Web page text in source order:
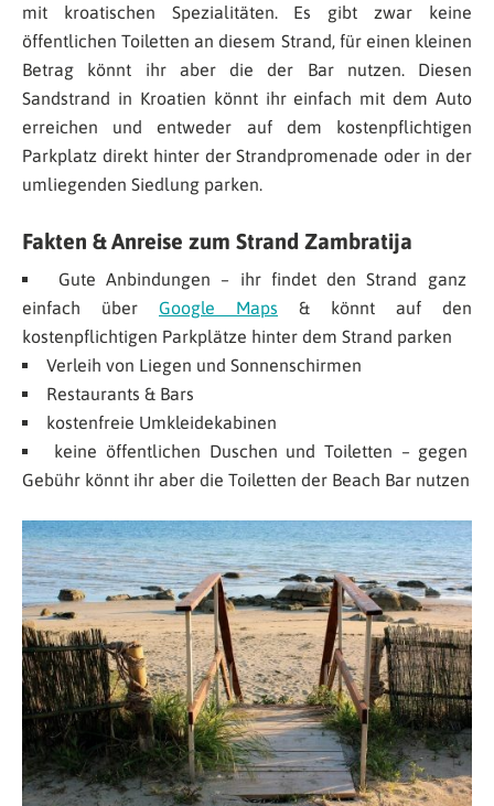
mit kroatischen Spezialitäten. Es gibt zwar keine
öffentlichen Toiletten an diesem Strand, für einen kleinen
Betrag könnt ihr aber die der Bar nutzen. Diesen
Sandstrand in Kroatien könnt ihr einfach mit dem Auto
erreichen und entweder auf dem kostenpflichtigen
Parkplatz direkt hinter der Strandpromenade oder in der
umliegenden Siedlung parken.
Fakten & Anreise zum Strand Zambratija
Gute Anbindungen – ihr findet den Strand ganz
einfach über Google Maps & könnt auf den
kostenpflichtigen Parkplätze hinter dem Strand parken
Verleih von Liegen und Sonnenschirmen
Restaurants & Bars
kostenfreie Umkleidekabinen
keine öffentlichen Duschen und Toiletten – gegen
Gebühr könnt ihr aber die Toiletten der Beach Bar nutzen